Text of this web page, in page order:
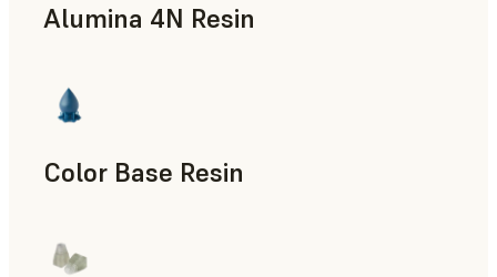
Alumina 4N Resin
Color Base Resin